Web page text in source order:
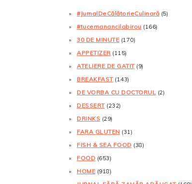
#JurnalDeCălătorieCulinară (5)
#tucemanancilabirou (166)
30 DE MINUTE (170)
APPETIZER (115)
ATELIERE DE GATIT(9)
BREAKFAST(143)
DE VORBA CU DOCTORUL (2)
DESSERT(232)
DRINKS (29)
FARA GLUTEN (31)
FISH & SEA FOOD (38)
FOOD (653)
HOME (918)